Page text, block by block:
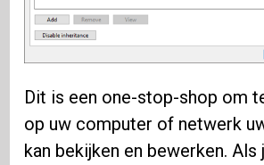
Dit is een one-stop-shop om
op uw computer of netwerk
kan bekijken en bewerken. Als